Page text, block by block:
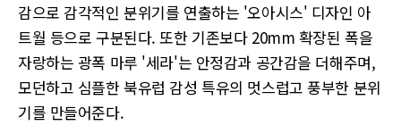
감으로 감각적인 분위기를 연출하는 '오아시스' 디자인 아
트월 등으로 구분된다. 또한 기존보다 20mm 확장된 폭을
자랑하는 광폭 마루 '세라'는 안정감과 공간감을 더해주며,
모던하고 심플한 북유럽 감성 특유의 멋스럽고 풍부한 분위
기를 만들어준다.